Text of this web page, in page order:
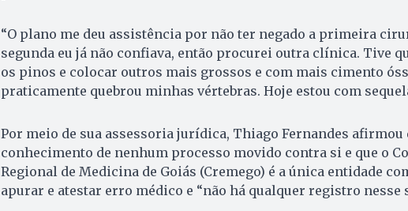
“O plano me deu assistência por não ter negado a primeira
segunda eu já não confiava, então procurei outra clínica. Tive
os pinos e colocar outros mais grossos e com mais cimento
praticamente quebrou minhas vértebras. Hoje estou com
Por meio de sua assessoria jurídica, Thiago Fernandes afirmou
conhecimento de nenhum processo movido contra si e que o
Regional de Medicina de Goiás (Cremego) é a única entidade
apurar e atestar erro médico e “não há qualquer registro nesse